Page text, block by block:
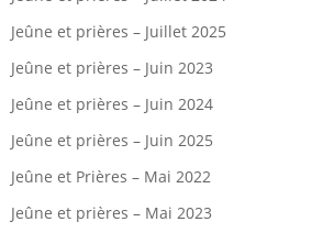
Jeûne et prières – Juillet 2025
Jeûne et prières – Juin 2023
Jeûne et prières – Juin 2024
Jeûne et prières – Juin 2025
Jeûne et Prières – Mai 2022
Jeûne et prières – Mai 2023